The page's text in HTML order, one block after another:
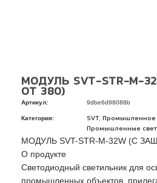
МОДУЛЬ SVT-STR-M-
ОТ 380)
Артикул: 9dbe6d98088b
Категория: SVT, Промышленное
Промышленные
МОДУЛЬ SVT-STR-M-32W (С
О продукте
Светодиодный светильник для
промышленных объектов,